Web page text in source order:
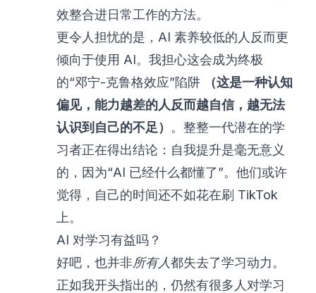
效整合进日常工作的方法。
更令人担忧的是， AI 素养较低的人反而更
倾向于使用 AI。我担心这会成为终极
的“邓宁-克鲁格效应”陷阱
（这是一种认知
偏见，能力越差的人反而越自信，越无法
认识到自己的不足） 。整整一代潜在的学
习者正在得出结论：自我提升是毫无意义
的，因为“AI 已经什么都懂了”。他们或许
觉得，自己的时间还不如花在刷 TikTok
上。
AI 对学习有益吗？
好吧，也并非所有人都失去了学习动力。
正如我开头指出的，仍然有很多人对学习